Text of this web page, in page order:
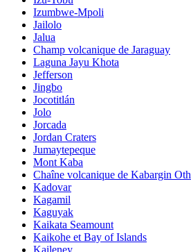
Izumbwe-Mpoli
Jailolo
Jalua
Champ volcanique de Jaraguay
Laguna Jayu Khota
Jefferson
Jingbo
Jocotitlán
Jolo
Jorcada
Jordan Craters
Jumaytepeque
Mont Kaba
Chaîne volcanique de Kabargin Oth
Kadovar
Kagamil
Kaguyak
Kaikata Seamount
Kaikohe et Bay of Islands
Kaileney